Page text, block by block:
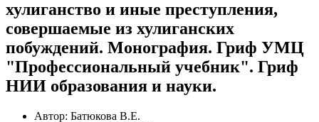
хулиганство и иные преступления,
совершаемые из хулиганских
побуждений. Монография. Гриф УМЦ
"Профессиональный учебник". Гриф
НИИ образования и науки.
Автор: Батюкова В.Е.